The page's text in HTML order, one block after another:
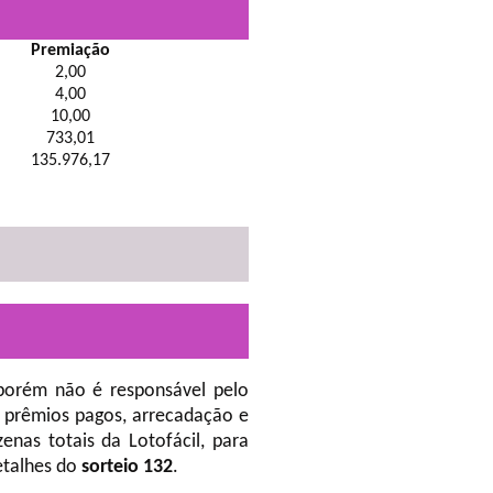
Premiação
2,00
4,00
10,00
733,01
135.976,17
não é responsável pelo
pagos, arrecadação e
totais da Lotofácil, para
do sorteio 132.